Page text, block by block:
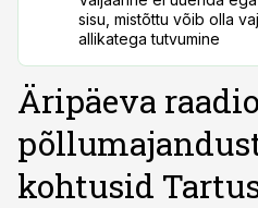
sisu, mistõttu võib olla
allikatega tutvumine
Äripäeva
kohtusid